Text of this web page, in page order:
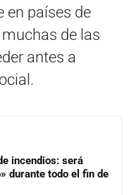
en países de
de las
antes a
incendios: será
durante todo el fin de